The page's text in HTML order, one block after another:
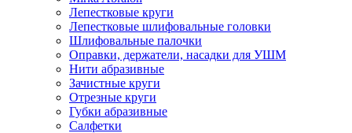
Лепестковые круги
Лепестковые шлифовальные головки
Шлифовальные палочки
Оправки, держатели, насадки для УШМ
Нити абразивные
Зачистные круги
Отрезные круги
Губки абразивные
Салфетки